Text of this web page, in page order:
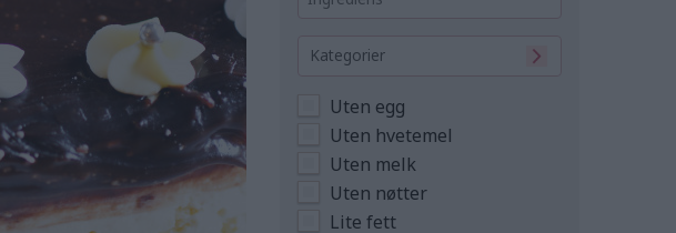
Kategorier
Uten egg
Uten hvetemel
Uten melk
Uten nøtter
Lite fett